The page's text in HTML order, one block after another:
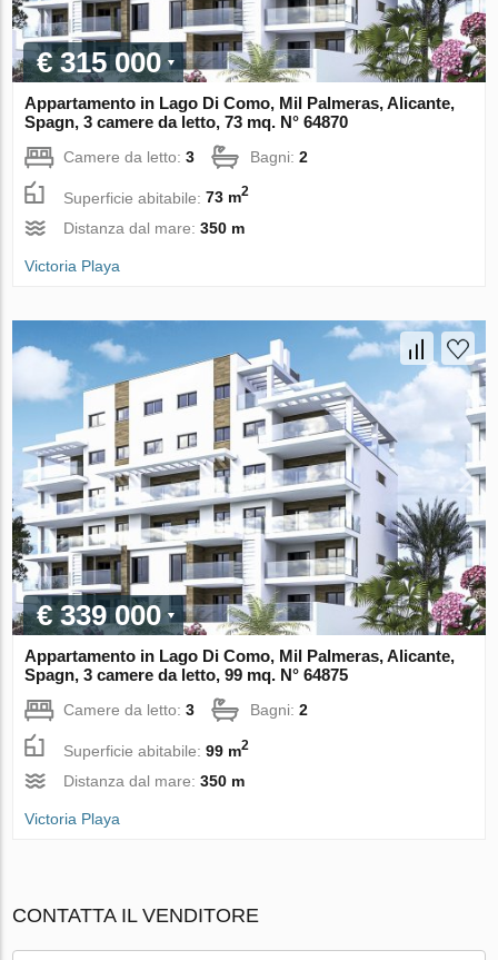
€ 315 000
Appartamento in Lago Di Como, Mil Palmeras, Alicante,
Spagn, 3 camere da letto, 73 mq. N° 64870
Camere da letto:3 Bagni:2
Superficie abitabile:73 m2
Distanza dal mare:350 m
Victoria Playa
€ 339 000
Appartamento in Lago Di Como, Mil Palmeras, Alicante,
Spagn, 3 camere da letto, 99 mq. N° 64875
Camere da letto:3 Bagni:2
Superficie abitabile:99 m2
Distanza dal mare:350 m
Victoria Playa
CONTATTA IL VENDITORE